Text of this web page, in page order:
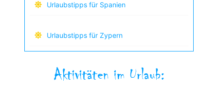
Urlaubstipps für Spanien
Urlaubstipps für Zypern
Aktivitäten im Urlaub: